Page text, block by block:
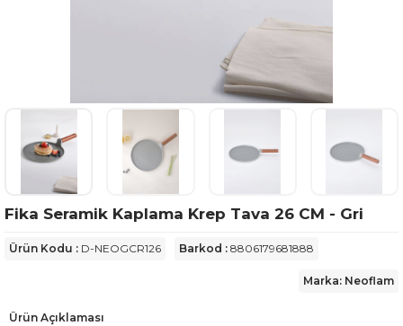
Fika Seramik Kaplama Krep Tava 26 CM - Gri
Ürün Kodu : D-NEOGCR126 Barkod : 8806179681888
Marka: Neoflam
Ürün Açıklaması